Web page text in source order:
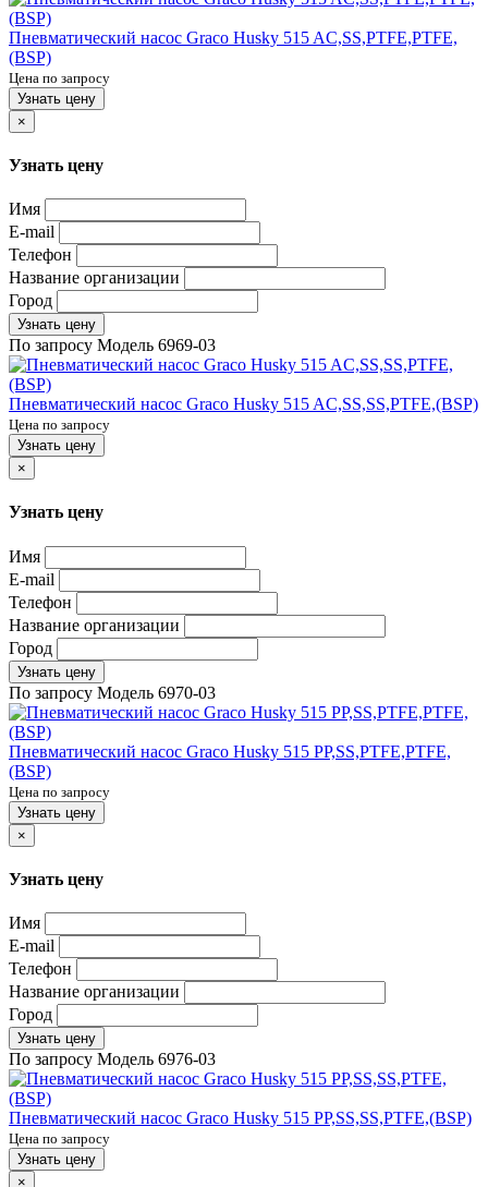
Пневматический насос Graco Husky 515 AC,SS,PTFE,PTFE,
(BSP)
Цена по запросу
Узнать цену
×
Узнать цену
Имя
E-mail
Телефон
Название организации
Город
Узнать цену
По запросу Модель 6969-03
Пневматический насос Graco Husky 515 AC,SS,SS,PTFE,(BSP)
Цена по запросу
Узнать цену
×
Узнать цену
Имя
E-mail
Телефон
Название организации
Город
Узнать цену
По запросу Модель 6970-03
Пневматический насос Graco Husky 515 PP,SS,PTFE,PTFE,
(BSP)
Цена по запросу
Узнать цену
×
Узнать цену
Имя
E-mail
Телефон
Название организации
Город
Узнать цену
По запросу Модель 6976-03
Пневматический насос Graco Husky 515 PP,SS,SS,PTFE,(BSP)
Цена по запросу
Узнать цену
×